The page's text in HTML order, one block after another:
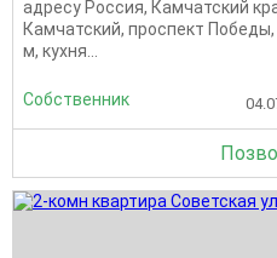
адресу Россия, Камчатский
Камчатский, проспект
м, кухня...
Собственник